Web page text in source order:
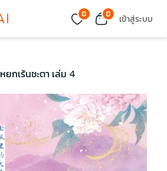
0 0 เข้าสู่ระบบ
หยกเร้นชะตา เล่ม 4